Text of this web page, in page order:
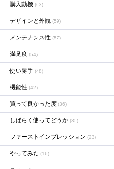
購入動機 (63)
デザインと外観 (59)
メンテナンス性 (57)
満足度 (54)
使い勝手 (48)
機能性 (42)
買って良かった度 (36)
しばらく使ってどうか (35)
ファーストインプレッション (23)
やってみた (16)